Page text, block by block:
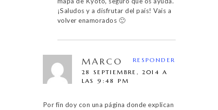
¡Saludos y a disfrutar del país! Vais a
volver enamorados 🙂
MARCO
28 SEPTIEMBRE, 2014 A
LAS 9:48 PM
Por fin doy con una página donde explican
RESPONDER